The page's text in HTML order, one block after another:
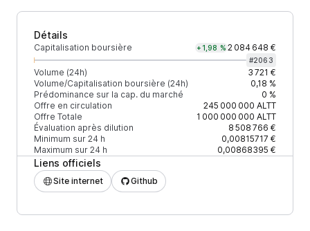
Détails
Capitalisation boursière +1,98 % 2 084 648 €
#2063
Volume (24h)
3 721 €
Volume/Capitalisation boursière (24h)
0,18 %
Prédominance sur la cap. du marché
0 %
Offre en circulation
245 000 000 ALTT
Offre Totale
1 000 000 000 ALTT
Évaluation après dilution
8 508 766 €
Minimum sur 24 h
0,00815717 €
Maximum sur 24 h
0,00868395 €
Liens officiels
Site internet Github